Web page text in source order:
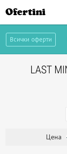
Ofertini
Всички оферти
LAST
Цена